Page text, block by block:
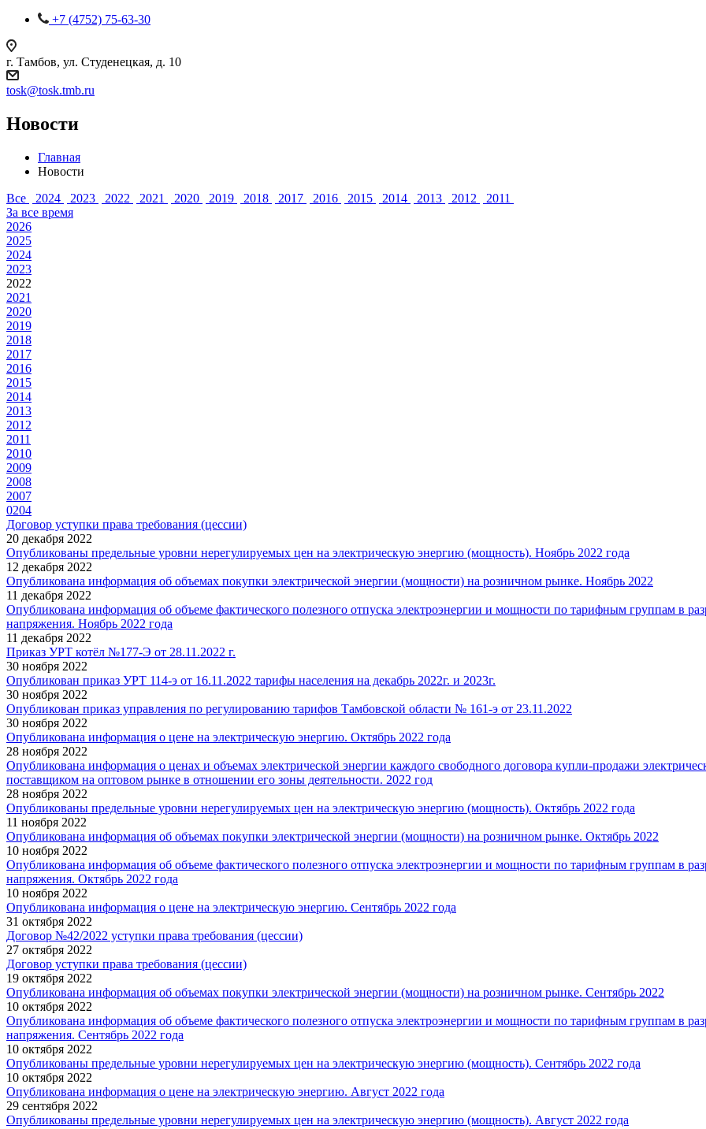
+7 (4752) 75-63-30
г. Тамбов, ул. Студенецкая, д. 10
tosk@tosk.tmb.ru
Новости
Главная
Новости
Все
2024 2023 2022 2021 2020 2019 2018 2017 2016 2015 2014 2013 2012
2011
За все время
2026
2025
2024
2023
2022
2021
2020
2019
2018
2017
2016
2015
2014
2013
2012
2011
2010
2009
2008
2007
0204
Договор уступки права требования (цессии)
20 декабря 2022
Опубликованы предельные уровни нерегулируемых цен на электрическую энергию (мощность). Ноябрь 2022 года
12 декабря 2022
Опубликована информация об объемах покупки электрической энергии (мощности) на розничном рынке. Ноябрь 2022
11 декабря 2022
Опубликована информация об объеме фактического полезного отпуска электроэнергии и мощности по тарифным группам в
напряжения. Ноябрь 2022 года
11 декабря 2022
Приказ УРТ котёл №177-Э от 28.11.2022 г.
30 ноября 2022
Опубликован приказ УРТ 114-э от 16.11.2022 тарифы населения на декабрь 2022г. и 2023г.
30 ноября 2022
Опубликован приказ управления по регулированию тарифов Тамбовской области № 161-э от 23.11.2022
30 ноября 2022
Опубликована информация о цене на электрическую энергию. Октябрь 2022 года
28 ноября 2022
Опубликована информация о ценах и объемах электрической энергии каждого свободного договора купли-продажи
поставщиком на оптовом рынке в отношении его зоны деятельности. 2022 год
28 ноября 2022
Опубликованы предельные уровни нерегулируемых цен на электрическую энергию (мощность). Октябрь 2022 года
11 ноября 2022
Опубликована информация об объемах покупки электрической энергии (мощности) на розничном рынке. Октябрь 2022
10 ноября 2022
Опубликована информация об объеме фактического полезного отпуска электроэнергии и мощности по тарифным группам в
напряжения. Октябрь 2022 года
10 ноября 2022
Опубликована информация о цене на электрическую энергию. Сентябрь 2022 года
31 октября 2022
Договор №42/2022 уступки права требования (цессии)
27 октября 2022
Договор уступки права требования (цессии)
19 октября 2022
Опубликована информация об объемах покупки электрической энергии (мощности) на розничном рынке. Сентябрь 2022
10 октября 2022
Опубликована информация об объеме фактического полезного отпуска электроэнергии и мощности по тарифным группам в
напряжения. Сентябрь 2022 года
10 октября 2022
Опубликованы предельные уровни нерегулируемых цен на электрическую энергию (мощность). Сентябрь 2022 года
10 октября 2022
Опубликована информация о цене на электрическую энергию. Август 2022 года
29 сентября 2022
Опубликованы предельные уровни нерегулируемых цен на электрическую энергию (мощность). Август 2022 года